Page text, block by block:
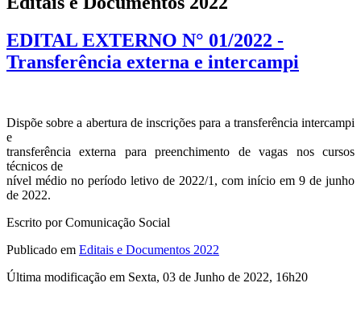
EDITAL EXTERNO N° 01/2022 -
Transferência externa e intercampi
Dispõe sobre a abertura de inscrições para a transferência intercampi
e
transferência externa para preenchimento de vagas nos cursos
técnicos de
nível médio no período letivo de 2022/1, com início em 9 de junho
de 2022.
Escrito por Comunicação Social
Publicado em Editais e Documentos 2022
Última modificação em Sexta, 03 de Junho de 2022, 16h20